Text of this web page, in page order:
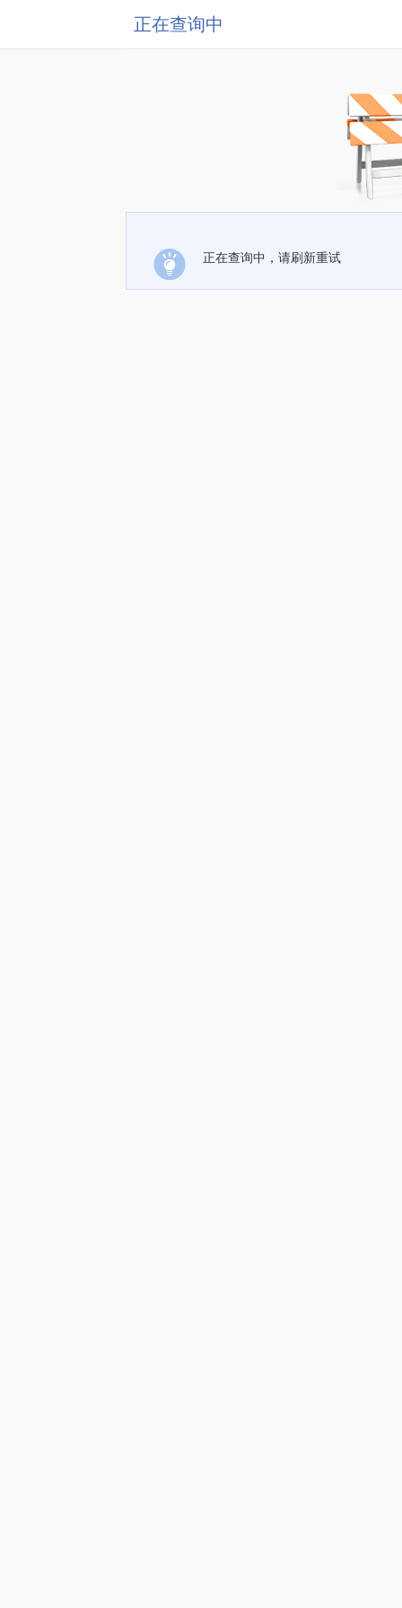
正在查询中
正在查询中，请刷新重试